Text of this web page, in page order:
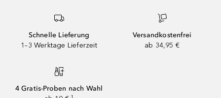
Schnelle Lieferung
1–3 Werktage Lieferzeit
Versandkostenfrei
ab 34,95 €
4 Gratis-Proben nach Wahl